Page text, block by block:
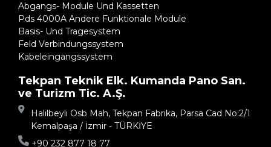
Abgangs- Module Und Kassetten
Pds 4000A Andere Funktionale Module
Basis- Und Tragesystem
Feld Verbindungssystem
Kabeleingangssystem
Tekpan Teknik Elk. Kumanda Pano San.
ve Turizm Tic. A.Ş.
Halilbeyli Osb Mah, Tekpan Fabrika, Parsa Cad No:2/1
Kemalpaşa / İzmir - TÜRKİYE
+90 232 877 18 77